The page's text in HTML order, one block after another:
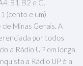
B1, B2 e C.
(cento e um)
Minas Gerais. A
por todos
a Rádio UP em longa
a Rádio UP é a